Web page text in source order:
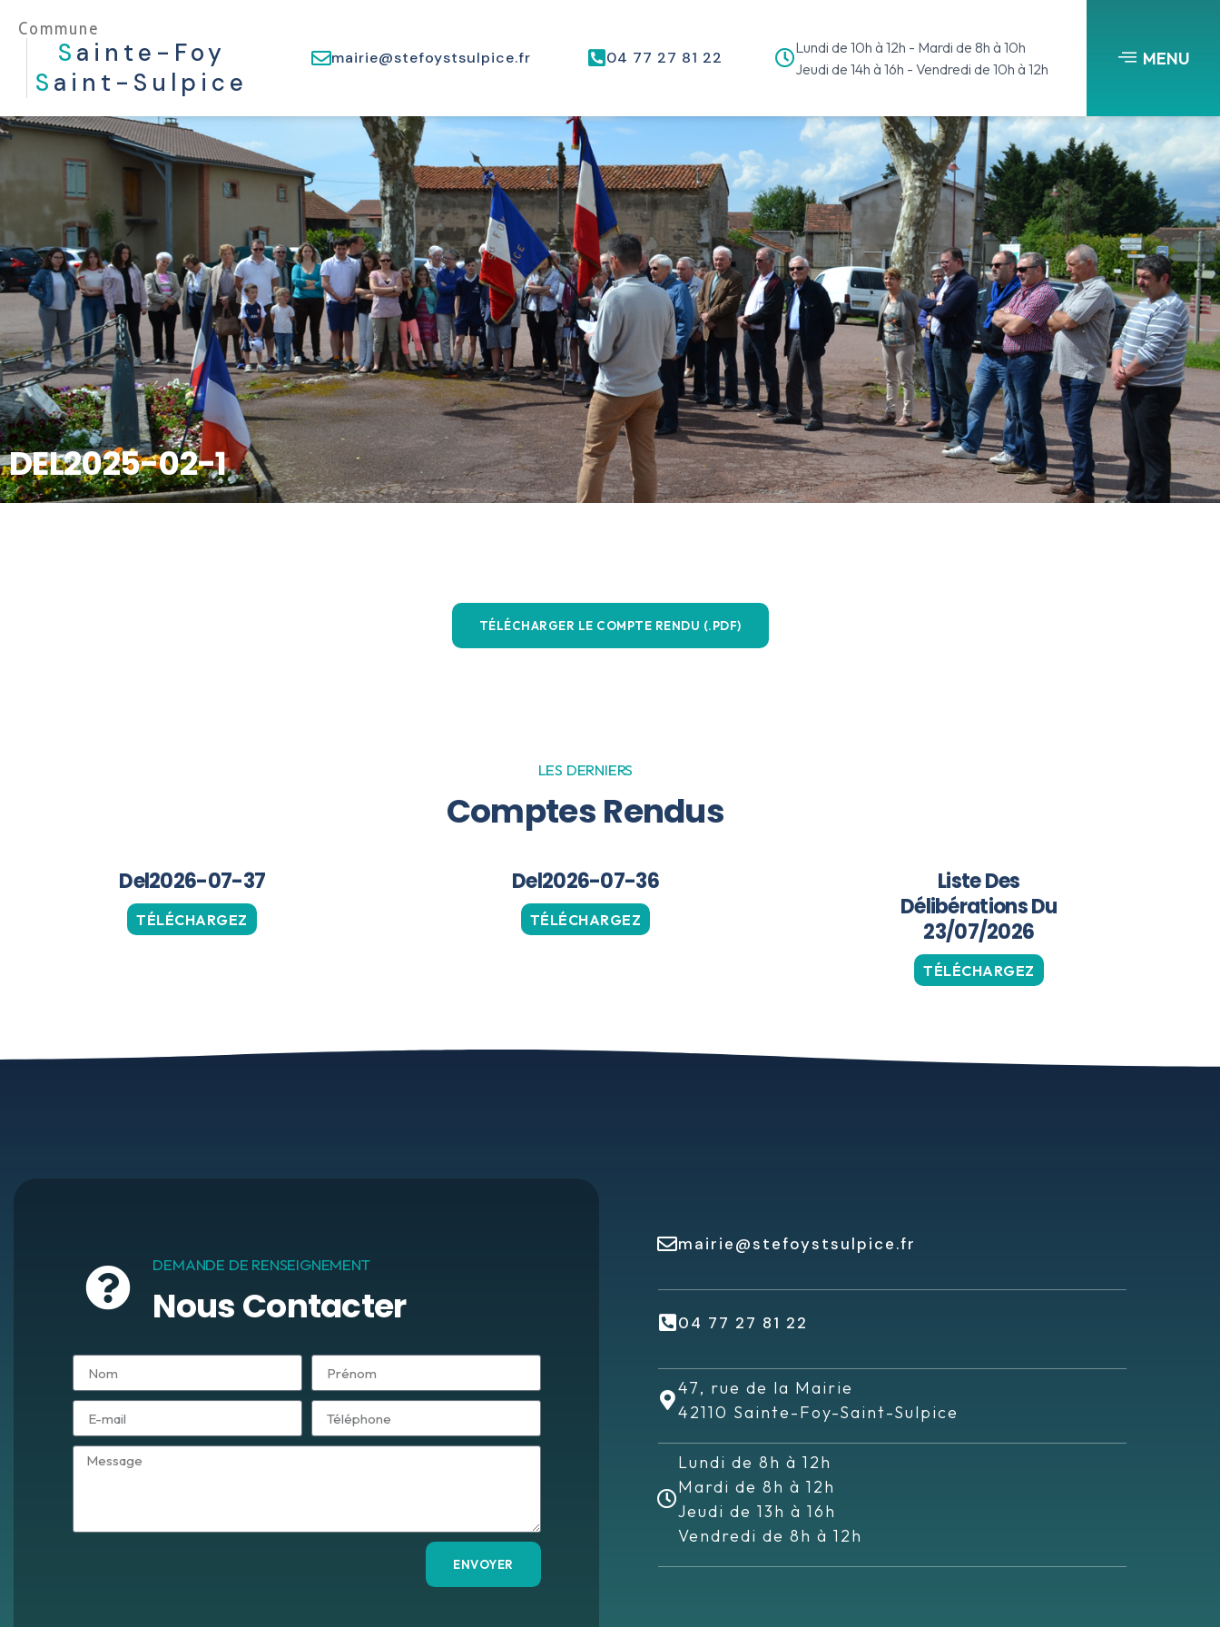
Commune
S Ainte-Foy
S Aint-Sulpice
mairie@stefoystsulpice.fr 04 77 27 81 22
Lundi de 10h à 12h - Mardi de 8h à 10h
Jeudi de 14h à 16h - Vendredi de 10h à 12h
MENU
DEL2025-02-1
TÉLÉCHARGER LE COMPTE RENDU (.PDF)
LES DERNIERS
Comptes Rendus
Del2026-07-37
TÉLÉCHARGEZ
Del2026-07-36
TÉLÉCHARGEZ
Liste Des
Délibérations Du
23/07/2026
TÉLÉCHARGEZ
DEMANDE DE RENSEIGNEMENT
Nous Contacter
ENVOYER
mairie@stefoystsulpice.fr
04 77 27 81 22
47, rue de la Mairie
42110 Sainte-Foy-Saint-Sulpice
Lundi de 8h à 12h
Mardi de 8h à 12h
Jeudi de 13h à 16h
Vendredi de 8h à 12h